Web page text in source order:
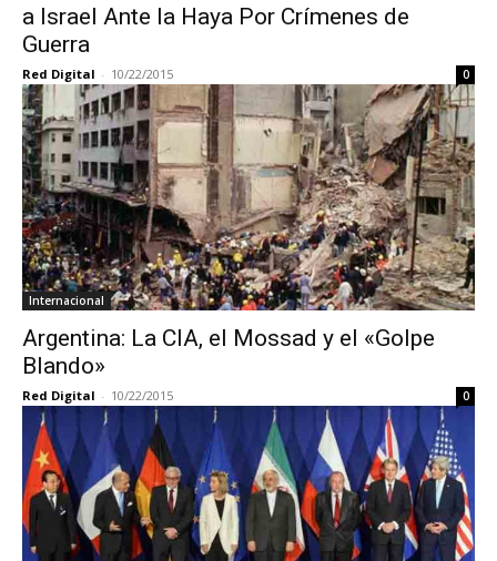
a Israel Ante la Haya Por Crímenes de
Guerra
Red Digital - 10/22/2015 0
Internacional
Argentina: La CIA, el Mossad y el «Golpe
Blando»
Red Digital - 10/22/2015 0